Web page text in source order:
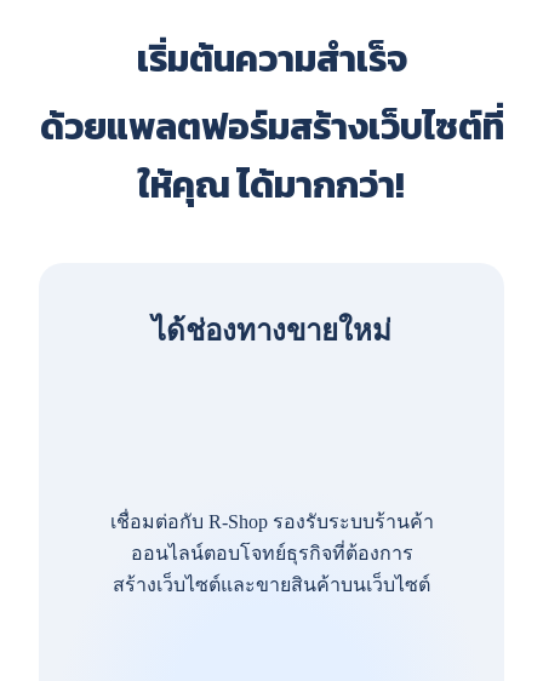
เริ่มต้นความสำเร็จ
ด้วยแพลตฟอร์มสร้างเว็บไซต์ที่
ให้คุณ ได้มากกว่า!
ได้ช่องทางขายใหม่
เชื่อมต่อกับ R-Shop รองรับระบบร้านค้า
ออนไลน์ตอบโจทย์ธุรกิจที่ต้องการ
สร้างเว็บไซต์และขายสินค้าบนเว็บไซต์